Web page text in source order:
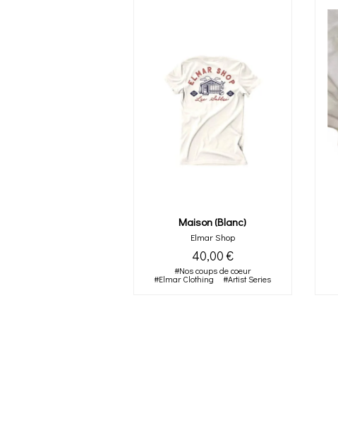
Maison (blanc)
Elmar Shop
40,00 €
#Nos coups de coeur
#Elmar Clothing #Artist Series